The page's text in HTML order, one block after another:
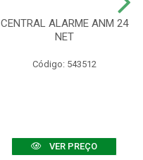
CENTRAL ALARME ANM 24
NET
Código: 543512
VER PREÇO